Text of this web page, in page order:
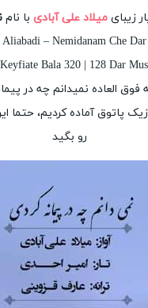
زیبای میلاد علی آبادی با نام
– Nemidanam Che
Bala 320 | 128 Dar
فوق العاده نمیدانم چه در
پاتوق آماده کردیم، حتما
رو بگید